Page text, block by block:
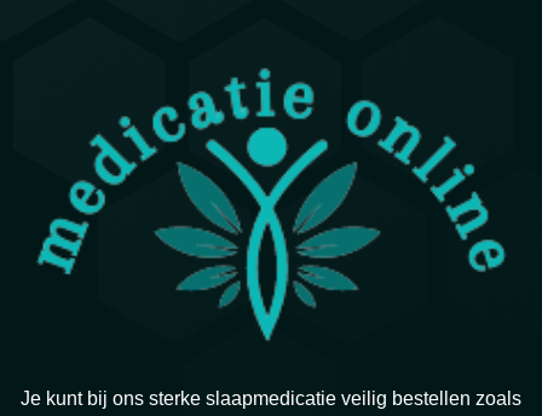
Je kunt bij ons sterke slaapmedicatie veilig bestellen zoals